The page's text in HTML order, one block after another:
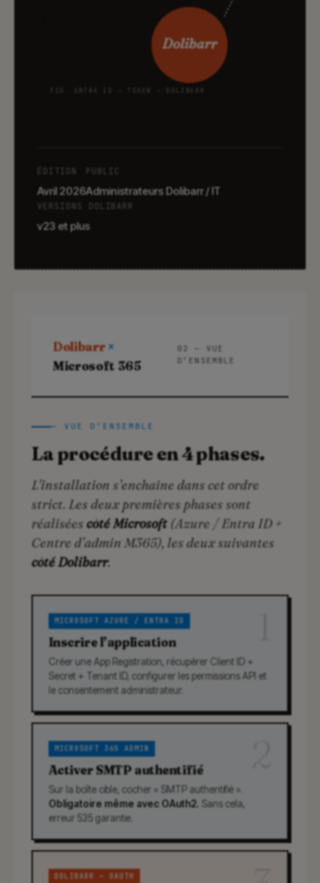
Dolibarr
ÉDITION
Avril 2026Administrateurs Dolibarr / IT
VERSIONS DOLIBARR
v23 et plus
Dolibarr ×
Microsoft 365
02 — VUE
D’ENSEMBLE
— VUE D’ENSEMBLE
La procédure en 4 phases.
L’installation s’enchaîne dans cet ordre
strict. Les deux premières phases sont
réalisées côté Microsoft(Azure / Entra ID +
Centre d’admin M365), les deux suivantes
côté Dolibarr.
MICROSOFT AZURE / ENTRA ID
Inscrire l’application
Créer une App Registration, récupérer Client ID +
Secret + Tenant ID, configurer les permissions API et
le consentement administrateur.
MICROSOFT 365 ADMIN
Activer SMTP authentifié
Sur la boîte cible, cocher « SMTP authentifié ».
Obligatoire même avec OAuth2. Sans cela,
erreur 535 garantie.
DOLIBARR — OAUTH